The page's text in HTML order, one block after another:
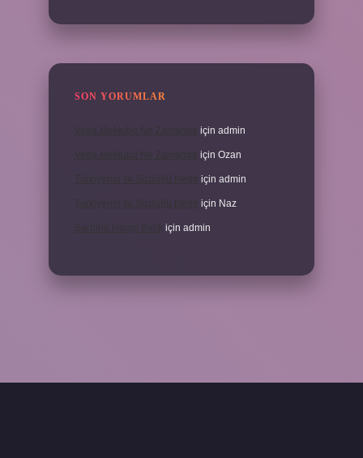
SON YORUMLAR
için admin
için Ozan
Türkiyenin Ilk Sözlüğü Nedir için admin
Türkiyenin Ilk Sözlüğü Nedir için Naz
için admin